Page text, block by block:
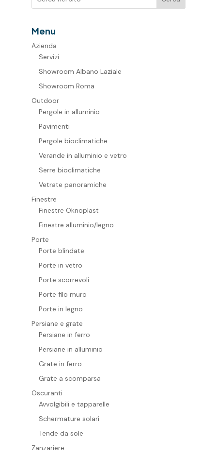
Menu
Azienda
Servizi
Showroom Albano Laziale
Showroom Roma
Outdoor
Pergole in alluminio
Pavimenti
Pergole bioclimatiche
Verande in alluminio e vetro
Serre bioclimatiche
Vetrate panoramiche
Finestre
Finestre Oknoplast
Finestre alluminio/legno
Porte
Porte blindate
Porte in vetro
Porte scorrevoli
Porte filo muro
Porte in legno
Persiane e grate
Persiane in ferro
Persiane in alluminio
Grate in ferro
Grate a scomparsa
Oscuranti
Avvolgibili e tapparelle
Schermature solari
Tende da sole
Zanzariere